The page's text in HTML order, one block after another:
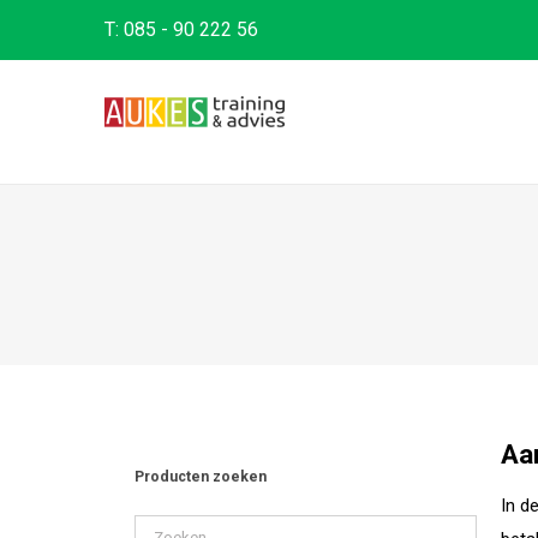
T: 085 - 90 222 56
Producten zoeken
In